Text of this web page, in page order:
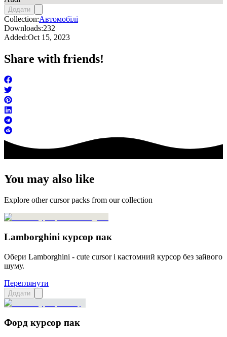
Додати
Collection:Автомобілі
Downloads:232
Added:Oct 15, 2023
Share with friends!
You may also like
Explore other cursor packs from our collection
Lamborghini курсор пак
Обери Lamborghini - cute cursor і кастомний курсор без зайвого
шуму.
Переглянути
Додати
Форд курсор пак